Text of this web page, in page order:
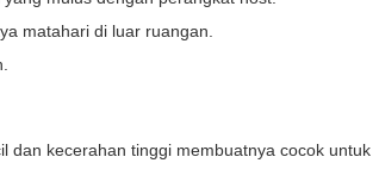
matahari di luar ruangan.
dan kecerahan tinggi membuatnya cocok untuk